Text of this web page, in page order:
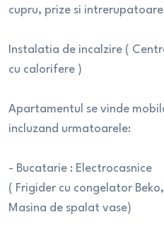
cupru, prize si intrerupatoare
Instalatia de incalzire (
cu calorifere )
Apartamentul se vinde
incluzand urmatoarele:
- Bucatarie : Electrocasnice
( Frigider cu congelator
Masina de spalat vase)